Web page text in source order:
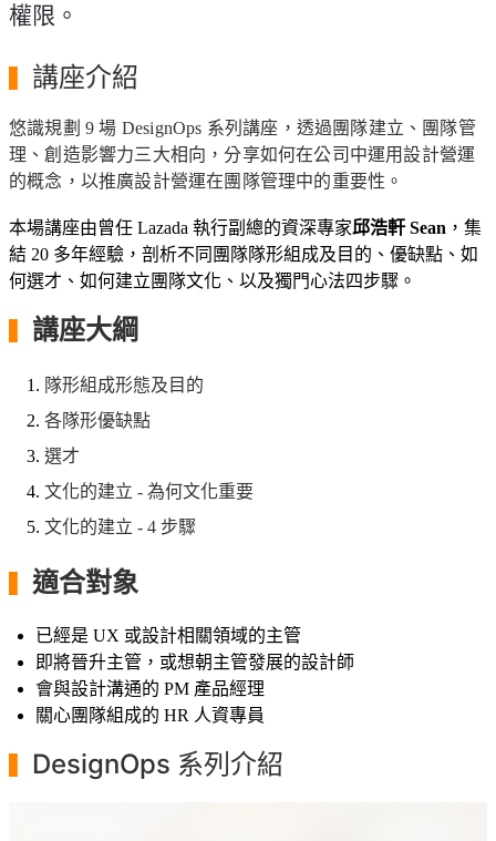
權限。
講座介紹
悠識規劃 9 場 DesignOps 系列講座，透過團隊建立、團隊管
理、創造影響力三大相向，分享如何在公司中運用設計營運
的概念，以推廣設計營運在團隊管理中的重要性。
本場講座由曾任 Lazada 執行副總的資深專家邱浩軒 Sean ，集
結 20 多年經驗，剖析不同團隊隊形組成及目的、優缺點、如
何選才、如何建立團隊文化、以及獨門心法四步驟。
講座大綱
隊形組成形態及目的
各隊形優缺點
選才
文化的建立 - 為何文化重要
文化的建立 - 4 步驟
適合對象
已經是 UX 或設計相關領域的主管
即將晉升主管，或想朝主管發展的設計師
會與設計溝通的 PM 產品經理
關心團隊組成的 HR 人資專員
DesignOps 系列介紹